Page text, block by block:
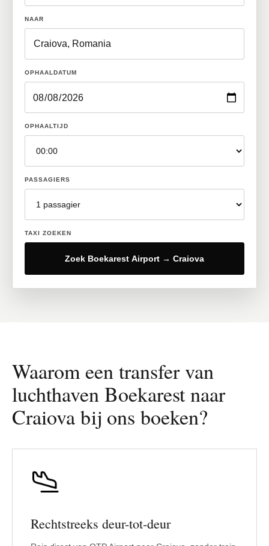
NAAR
OPHAALDATUM
OPHAALTIJD
PASSAGIERS
TAXI ZOEKEN
Zoek Boekarest Airport → Craiova
Waarom een transfer van
luchthaven Boekarest naar
Craiova bij ons boeken?
Rechtstreeks deur-tot-deur